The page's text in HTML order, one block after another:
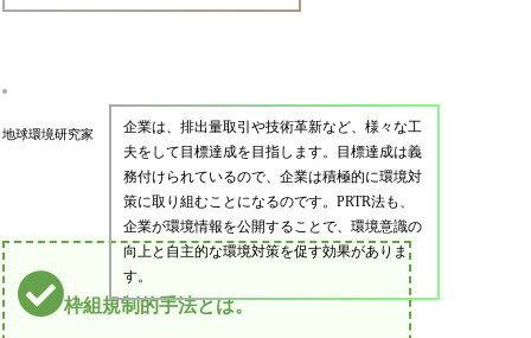
地球環境研究家
企業は、排出量取引や技術革新など、様々な工
夫をして目標達成を目指します。目標達成は義
務付けられているので、企業は積極的に環境対
策に取り組むことになるのです。PRTR法も、
企業が環境情報を公開することで、環境意識の
向上と自主的な環境対策を促す効果がありま
す。
枠組規制的手法とは。